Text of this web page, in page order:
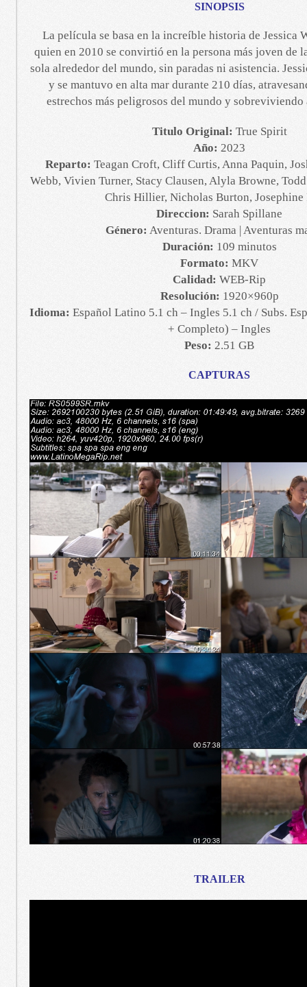
SINOPSIS
La película se basa en la increíble historia de Jessica
quien en 2010 se convirtió en la persona más joven de
sola alrededor del mundo, sin paradas ni asistencia.
y se mantuvo en alta mar durante 210 días,
estrechos más peligrosos del mundo y
Titulo Original: True Spirit
Año: 2023
Reparto: Teagan Croft, Cliff Curtis, Anna Paquin,
Webb, Vivien Turner, Stacy Clausen, Alyla Browne,
Chris Hillier, Nicholas Burton, Josephine
Direccion: Sarah Spillane
Género: Aventuras. Drama | Aventuras
Duración: 109 minutos
Formato: MKV
Calidad: WEB-Rip
Resolución: 1920×960p
Idioma: Español Latino 5.1 ch – Ingles 5.1 ch / Subs.
+ Completo) – Ingles
Peso: 2.51 GB
CAPTURAS
TRAILER